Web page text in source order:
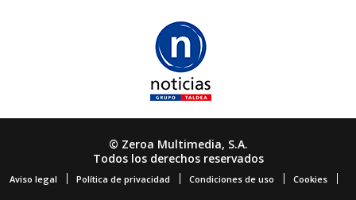
© Zeroa Multimedia, S.A.
Todos los derechos reservados
Aviso legal Política de privacidad Condiciones de uso Cookies